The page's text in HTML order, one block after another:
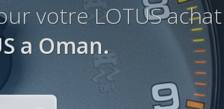
votre LOTUS
a Oman.